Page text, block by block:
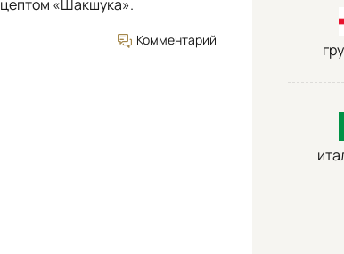
«Шакшука».
Комментарий